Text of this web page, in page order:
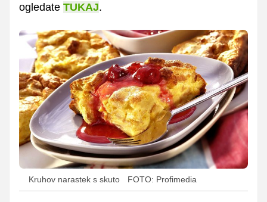
ogledate TUKAJ.
Kruhov narastek s skuto FOTO: Profimedia